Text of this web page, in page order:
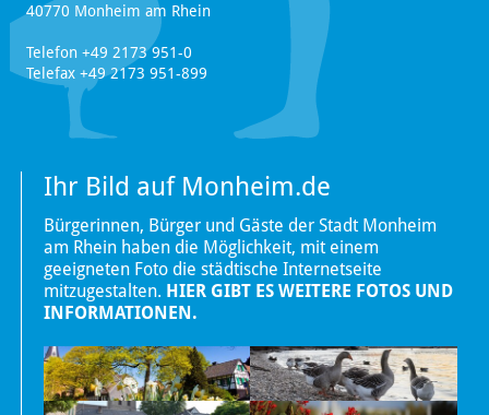
40770 Monheim am Rhein
Telefon +49 2173 951-0
Telefax +49 2173 951-899
Ihr Bild auf Monheim.de
Bürgerinnen, Bürger und Gäste der Stadt Monheim
am Rhein haben die Möglichkeit, mit einem
geeigneten Foto die städtische Internetseite
mitzugestalten. HIER GIBT ES WEITERE FOTOS UND
INFORMATIONEN.